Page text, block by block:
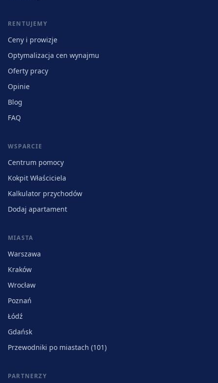
RENTUJEMY
Ceny i prowizje
Optymalizacja cen wynajmu
Oferty pracy
Opinie
Blog
FAQ
WSPARCIE
Centrum pomocy
Kokpit Właściciela
Kalkulator przychodów
Dodaj apartament
MIASTA
Warszawa
Kraków
Wrocław
Poznań
Łódź
Gdańsk
Przewodniki po miastach (101)
PARTNERZY